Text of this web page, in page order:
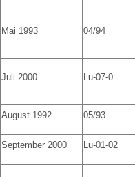
Mai 1993 04/94
Juli 2000 Lu-07-0
August 1992 05/93
September 2000 Lu-01-02